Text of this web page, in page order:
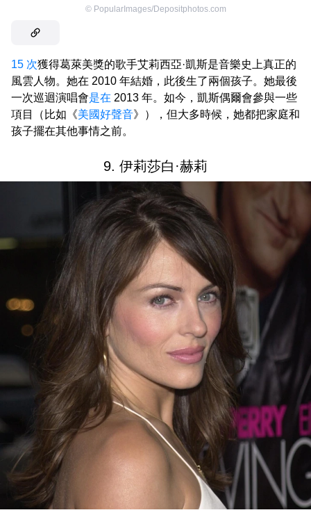
© PopularImages/Depositphotos.com
15 次獲得葛萊美獎的歌手艾莉西亞·凱斯是音樂史上真正的
風雲人物。她在 2010 年結婚，此後生了兩個孩子。她最後
一次巡迴演唱會是在 2013 年。如今，凱斯偶爾會參與一些
項目（比如《美國好聲音》），但大多時候，她都把家庭和
孩子擺在其他事情之前。
9. 伊莉莎白·赫莉